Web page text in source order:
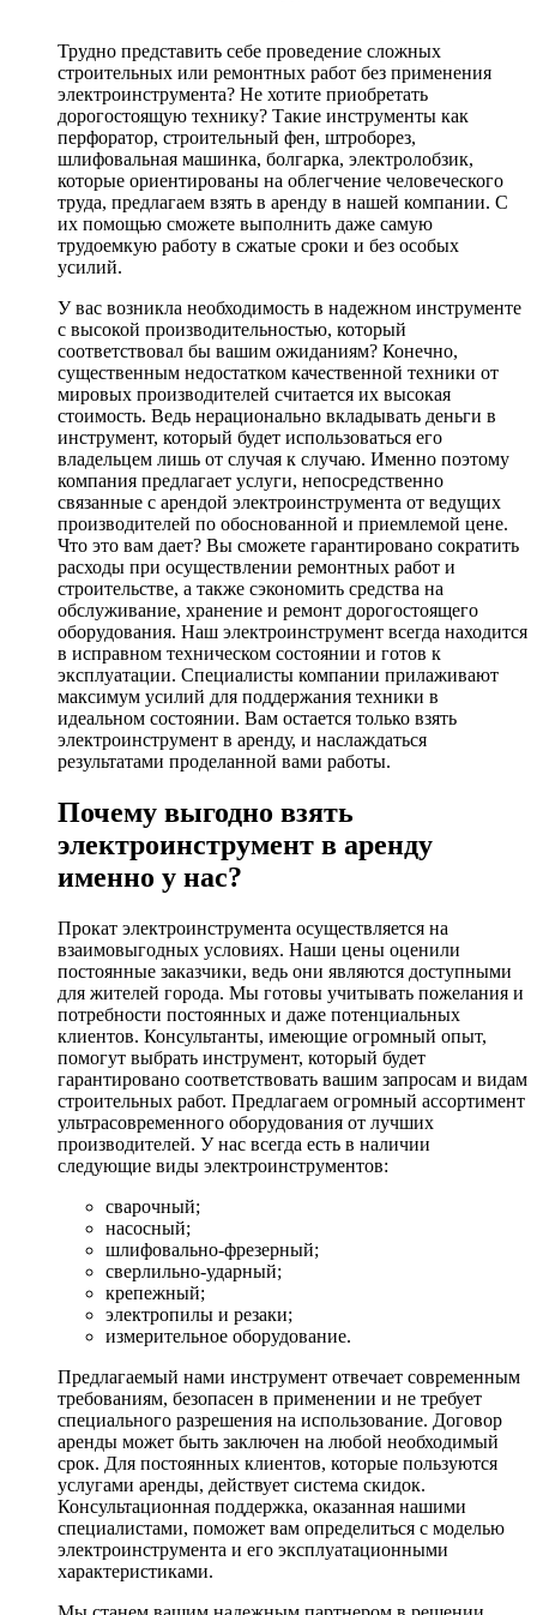
Трудно представить себе проведение сложных
строительных или ремонтных работ без применения
электроинструмента? Не хотите приобретать
дорогостоящую технику? Такие инструменты как
перфоратор, строительный фен, штроборез,
шлифовальная машинка, болгарка, электролобзик,
которые ориентированы на облегчение человеческого
труда, предлагаем взять в аренду в нашей компании. С
их помощью сможете выполнить даже самую
трудоемкую работу в сжатые сроки и без особых
усилий.
У вас возникла необходимость в надежном инструменте
с высокой производительностью, который
соответствовал бы вашим ожиданиям? Конечно,
существенным недостатком качественной техники от
мировых производителей считается их высокая
стоимость. Ведь нерационально вкладывать деньги в
инструмент, который будет использоваться его
владельцем лишь от случая к случаю. Именно поэтому
компания предлагает услуги, непосредственно
связанные с арендой электроинструмента от ведущих
производителей по обоснованной и приемлемой цене.
Что это вам дает? Вы сможете гарантировано сократить
расходы при осуществлении ремонтных работ и
строительстве, а также сэкономить средства на
обслуживание, хранение и ремонт дорогостоящего
оборудования. Наш электроинструмент всегда находится
в исправном техническом состоянии и готов к
эксплуатации. Специалисты компании прилаживают
максимум усилий для поддержания техники в
идеальном состоянии. Вам остается только взять
электроинструмент в аренду, и наслаждаться
результатами проделанной вами работы.
Почему выгодно взять
электроинструмент в аренду
именно у нас?
Прокат электроинструмента осуществляется на
взаимовыгодных условиях. Наши цены оценили
постоянные заказчики, ведь они являются доступными
для жителей города. Мы готовы учитывать пожелания и
потребности постоянных и даже потенциальных
клиентов. Консультанты, имеющие огромный опыт,
помогут выбрать инструмент, который будет
гарантировано соответствовать вашим запросам и видам
строительных работ. Предлагаем огромный ассортимент
ультрасовременного оборудования от лучших
производителей. У нас всегда есть в наличии
следующие виды электроинструментов:
сварочный;
насосный;
шлифовально-фрезерный;
сверлильно-ударный;
крепежный;
электропилы и резаки;
измерительное оборудование.
Предлагаемый нами инструмент отвечает современным
требованиям, безопасен в применении и не требует
специального разрешения на использование. Договор
аренды может быть заключен на любой необходимый
срок. Для постоянных клиентов, которые пользуются
услугами аренды, действует система скидок.
Консультационная поддержка, оказанная нашими
специалистами, поможет вам определиться с моделью
электроинструмента и его эксплуатационными
характеристиками.